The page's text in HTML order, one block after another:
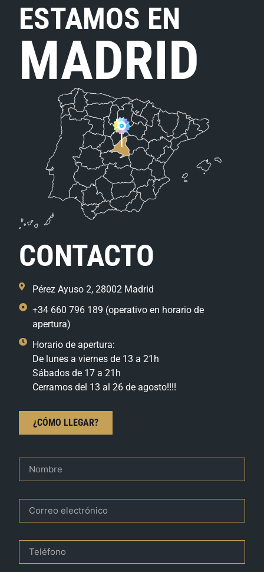
ESTAMOS EN
MADRID
CONTACTO
Pérez Ayuso 2, 28002 Madrid
+34 660 796 189 (operativo en horario de
apertura)
Horario de apertura:
De lunes a viernes de 13 a 21h
Sábados de 17 a 21h
Cerramos del 13 al 26 de agosto!!!!
¿CÓMO LLEGAR?